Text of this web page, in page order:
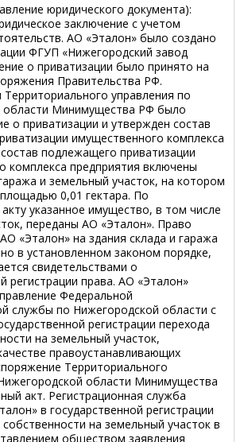
юридического документа):
заключение с учетом
АО «Эталон» было создано
ФГУП «Нижегородский завод
о приватизации было принято на
Правительства РФ.
управления по
области Минимущества РФ было
о приватизации и утвержден состав
имущественного комплекса
подлежащего приватизации
комплекса предприятия включены
и земельный участок, на котором
0,01 гектара. По
указанное имущество, в том числе
переданы АО «Эталон». Право
«Эталон» на здания склада и гаража
в установленном законом порядке,
свидетельствами о
регистрации права. АО «Эталон»
Федеральной
службы по Нижегородской области с
регистрации перехода
на земельный участок,
правоустанавливающих
Территориального
области Минимущества
акт. Регистрационная служба
в государственной регистрации
на земельный участок в
обществом заявления